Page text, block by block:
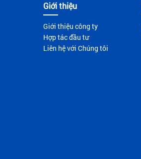
Giới thiệu
Giới thiệu công ty
Hợp tác đầu tư
Liên hệ với Chúng tôi